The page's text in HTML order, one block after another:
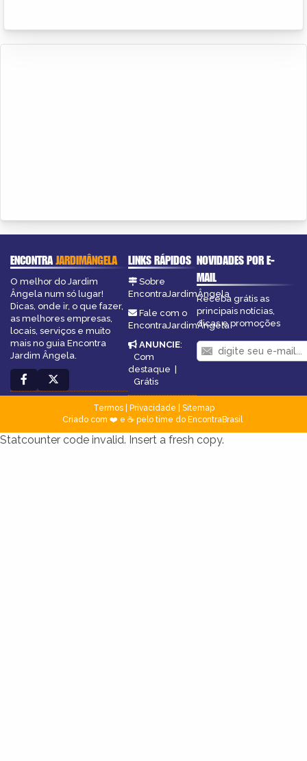
ENCONTRAJARDIMÂNGELA
O melhor do Jardim
Ângela num só lugar!
Dicas, onde ir, o que fazer,
as melhores empresas,
locais, serviços e muito
mais no guia Encontra
Jardim Ângela.
LINKS RÁPIDOS
Sobre
EncontraJardimÂngela
Fale com o
EncontraJardimÂngela
ANUNCIE:
Com
destaque |
Grátis
NOVIDADES POR E-
MAIL
Receba grátis as
principais notícias,
dicas e promoções
Termos| Privacidade
Sitemap
Criado com ❤️ e ☕ pelo time do EncontraBrasil
Statcounter code invalid. Insert a fresh copy.